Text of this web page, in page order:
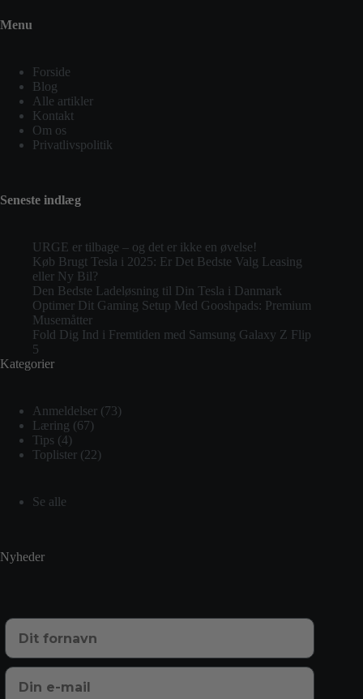
Menu
Forside
Blog
Alle artikler
Kontakt
Om os
Privatlivspolitik
Seneste indlæg
URGE er tilbage – og det er ikke en øvelse!
Køb Brugt Tesla i 2025: Er Det Bedste Valg Leasing
eller Ny Bil?
Den Bedste Ladeløsning til Din Tesla i Danmark
Optimer Dit Gaming Setup Med Gooshpads: Premium
Musemåtter
Fold Dig Ind i Fremtiden med Samsung Galaxy Z Flip
5
Kategorier
Anmeldelser (73)
Læring (67)
Tips (4)
Toplister (22)
Se alle
Nyheder